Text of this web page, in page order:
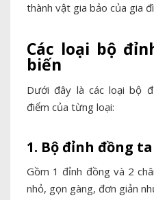
thành vật gia bảo của gia
Các loại bộ
biến
Dưới đây là các loại bộ
điểm của từng loại:
1. Bộ đỉnh đồng
Gồm 1 đỉnh đồng và 2
nhỏ, gọn gàng, đơn giản